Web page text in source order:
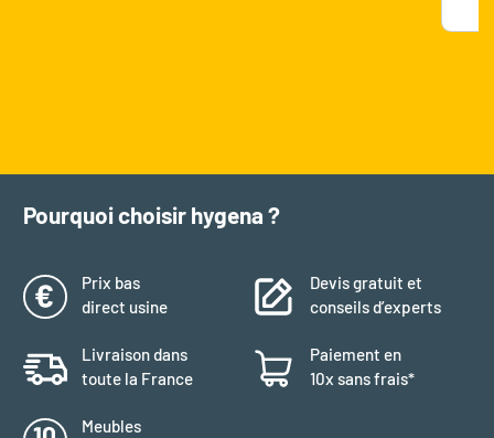
Pourquoi choisir hygena ?
Prix bas
direct usine
Devis gratuit et
conseils d’experts
Livraison dans
toute la France
Paiement en
10x sans frais*
Meubles